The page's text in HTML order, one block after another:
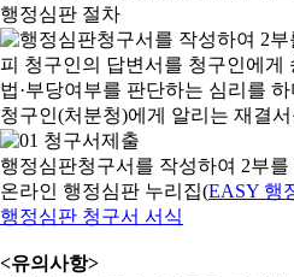
행정심판 절차
행정심판청구서를 작성하여 2부
온라인 행정심판 누리집(EASY 행
행정심판 청구서 서식
<유의사항>